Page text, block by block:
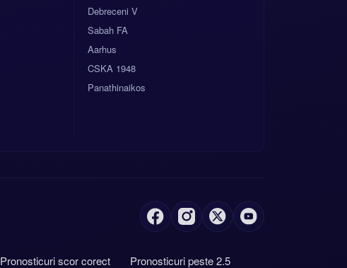
Debreceni V
Sabah FA
Aarhus
CSKA 1948
Panathinaikos
Pronosticuri scor corect Pronosticuri peste 2.5